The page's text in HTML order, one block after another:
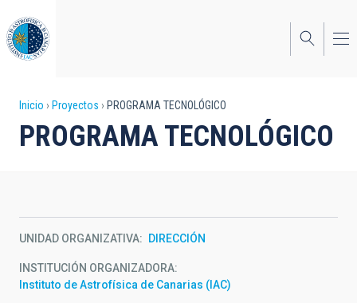
al
contenido
principal
Sobrescribir
enlaces
a
la
navegación
Inicio Proyectos PROGRAMA TECNOLÓGICO
PROGRAMA TECNOLÓGICO
UNIDAD ORGANIZATIVA DIRECCIÓN
INSTITUCIÓN ORGANIZADORA
Instituto de Astrofísica de Canarias (IAC)